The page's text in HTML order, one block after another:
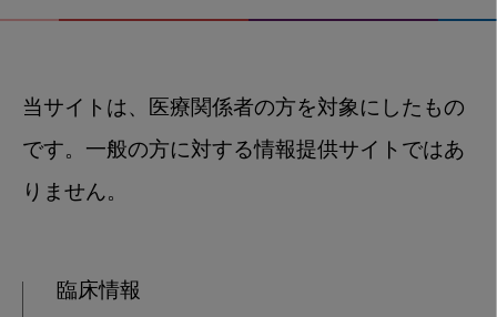
当サイトは、医療関係者の方を対象にしたもの
です。一般の方に対する情報提供サイトではあ
りません。
臨床情報